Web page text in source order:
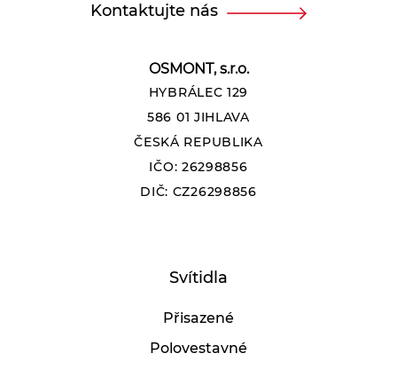
OSMONT, s.r.o.
HYBRÁLEC 129
586 01 JIHLAVA
ČESKÁ REPUBLIKA
IČO: 26298856
DIČ: CZ26298856
Svítidla
Přisazené
Polovestavné
Kontaktujte nás